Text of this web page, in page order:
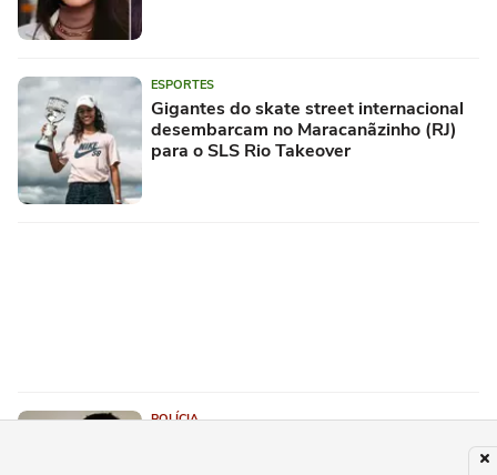
ESPORTES
Gigantes do skate street internacional
desembarcam no Maracanãzinho (RJ)
para o SLS Rio Takeover
POLÍCIA